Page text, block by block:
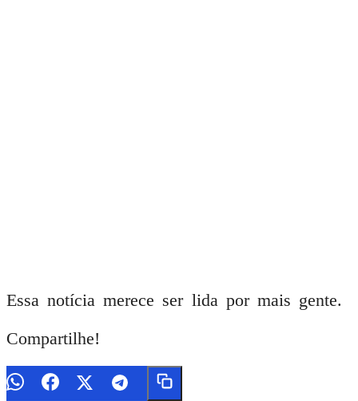
Essa notícia merece ser lida por mais gente.
Compartilhe!